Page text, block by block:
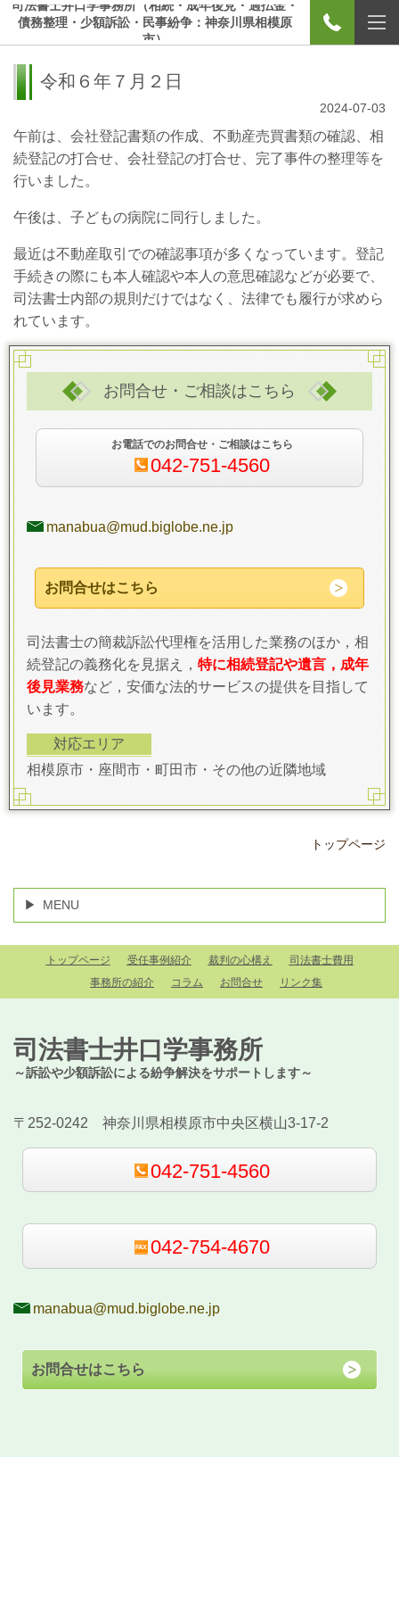
司法書士井口学事務所（相続・成年後見・過払金・
債務整理・少額訴訟・民事紛争：神奈川県相模原
市）
令和６年７月２日
2024-07-03
午前は、会社登記書類の作成、不動産売買書類の確認、相
続登記の打合せ、会社登記の打合せ、完了事件の整理等を
行いました。
午後は、子どもの病院に同行しました。
最近は不動産取引での確認事項が多くなっています。登記
手続きの際にも本人確認や本人の意思確認などが必要で、
司法書士内部の規則だけではなく、法律でも履行が求めら
れています。
お問合せ・ご相談はこちら
お電話でのお問合せ・ご相談はこちら
042-751-4560
manabua@mud.biglobe.ne.jp
お問合せはこちら
司法書士の簡裁訴訟代理権を活用した業務のほか，相
続登記の義務化を見据え， 特に相続登記や遺言，成年
後見業務など，安価な法的サービスの提供を目指して
います。
対応エリア
相模原市・座間市・町田市・その他の近隣地域
トップページ
MENU
トップページ 受任事例紹介 裁判の心構え
司法書士費用
事務所の紹介
コラム お問合せ リンク集
司法書士井口学事務所
～訴訟や少額訴訟による紛争解決をサポートします～
〒252-0242 神奈川県相模原市中央区横山3-17-2
042-751-4560
042-754-4670
manabua@mud.biglobe.ne.jp
お問合せはこちら